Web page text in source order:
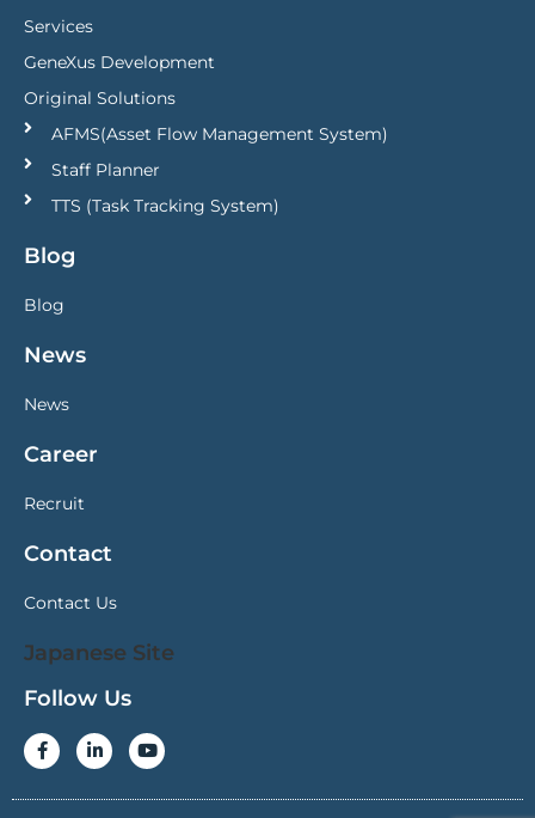
Services
GeneXus Development
Original Solutions
AFMS(Asset Flow Management System)
Staff Planner
TTS (Task Tracking System)
Blog
Blog
News
News
Career
Recruit
Contact
Contact Us
Japanese Site
Follow Us